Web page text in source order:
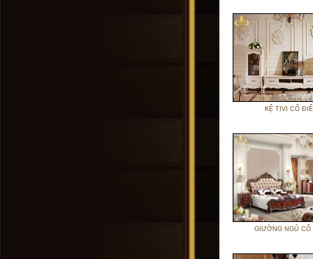
KỆ TIVI CỔ
GIƯỜNG NGỦ CỔ